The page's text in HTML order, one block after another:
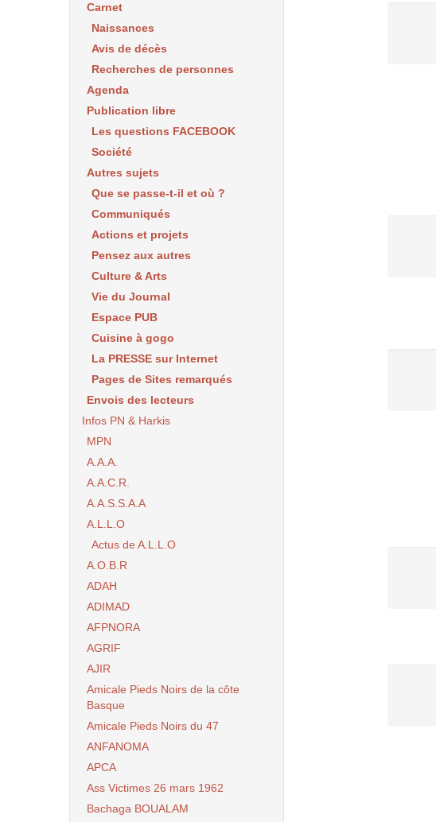
Carnet
Naissances
Avis de décès
Recherches de personnes
Agenda
Publication libre
Les questions FACEBOOK
Société
Autres sujets
Que se passe-t-il et où ?
Communiqués
Actions et projets
Pensez aux autres
Culture & Arts
Vie du Journal
Espace PUB
Cuisine à gogo
La PRESSE sur Internet
Pages de Sites remarqués
Envois des lecteurs
Infos PN & Harkis
MPN
A.A.A.
A.A.C.R.
A.A.S.S.A.A
A.L.L.O
Actus de A.L.L.O
A.O.B.R
ADAH
ADIMAD
AFPNORA
AGRIF
AJIR
Amicale Pieds Noirs de la côte
Basque
Amicale Pieds Noirs du 47
ANFANOMA
APCA
Ass Victimes 26 mars 1962
Bachaga BOUALAM